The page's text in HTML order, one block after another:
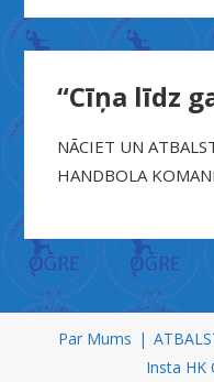
“Cīņa līdz
NĀCIET UN
HANDBOLA
X
Par Mums
Insta HK